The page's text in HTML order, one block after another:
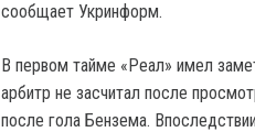
сообщает Укринформ.
В первом тайме «Реал» имел
арбитр не засчитал после
после гола Бензема.